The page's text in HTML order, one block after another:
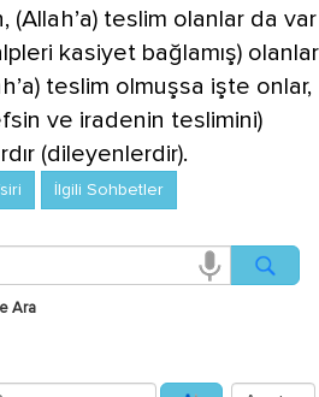
teslim olanlar da var
kasiyet bağlamış) olanlar
teslim olmuşsa işte onlar,
ve iradenin teslimini)
(dileyenlerdir).
İlgili Sohbetler
Ara